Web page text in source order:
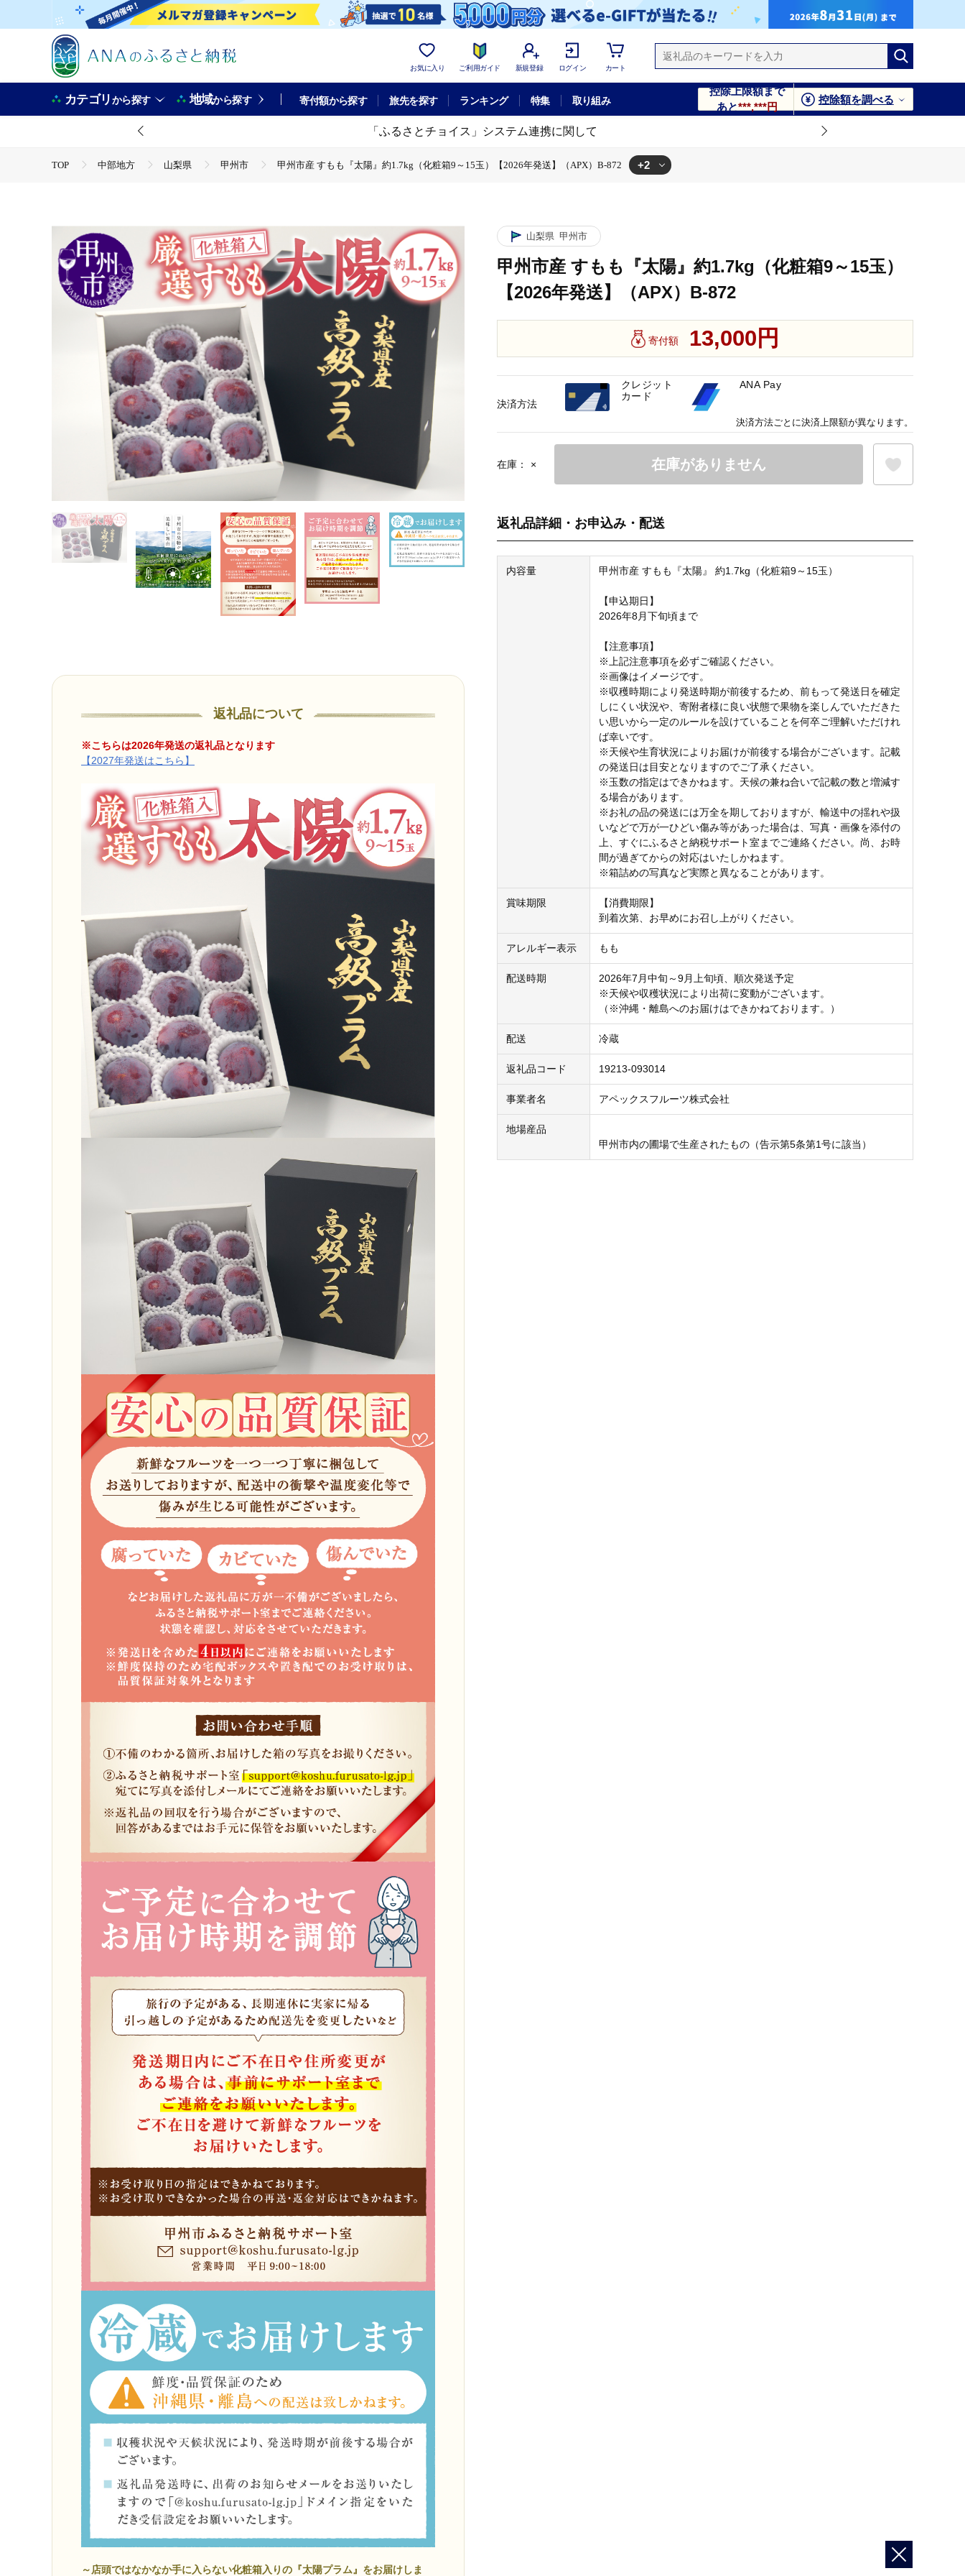
お気に入り ご利用ガイド 新規登録 ログイン カート
カテゴリから探す 地域から探す 寄付額から探す 旅先を探す ランキング 特集 取り組み
控除上限額まで
あと***,***円
控除額を調べる
「ふるさとチョイス」システム連携に関して
TOP 中部地方 山梨県 甲州市 甲州市産 すもも『太陽』約1.7kg（化粧箱9～15玉）【2026年発送】（APX）B-872 +2
返礼品について
※こちらは2026年発送の返礼品となります
【2027年発送はこちら】
～店頭ではなかなか手に入らない化粧箱入りの『太陽プラム』をお届けしま
山梨県 甲州市
甲州市産 すもも『太陽』約1.7kg（化粧箱9～15玉）
【2026年発送】（APX）B-872
寄付額 13,000円
在庫： × 在庫がありません
返礼品詳細・お申込み・配送
内容量 甲州市産 すもも『太陽』 約1.7kg（化粧箱9～15玉）
【申込期日】
2026年8月下旬頃まで
【注意事項】
※上記注意事項を必ずご確認ください。
※画像はイメージです。
※収穫時期により発送時期が前後するため、前もって発送日を確定
しにくい状況や、寄附者様に良い状態で果物を楽しんでいただきた
い思いから一定のルールを設けていることを何卒ご理解いただけれ
ば幸いです。
※天候や生育状況によりお届けが前後する場合がございます。記載
の発送日は目安となりますのでご了承ください。
※玉数の指定はできかねます。天候の兼ね合いで記載の数と増減す
る場合があります。
※お礼の品の発送には万全を期しておりますが、輸送中の揺れや扱
いなどで万が一ひどい傷み等があった場合は、写真・画像を添付の
上、すぐにふるさと納税サポート室までご連絡ください。尚、お時
間が過ぎてからの対応はいたしかねます。
※箱詰めの写真など実際と異なることがあります。
賞味期限
【消費期限】
到着次第、お早めにお召し上がりください。
アレルギー表示 もも
配送時期
2026年7月中旬～9月上旬頃、順次発送予定
※天候や収穫状況により出荷に変動がございます。
（※沖縄・離島へのお届けはできかねております。）
配送 冷蔵
返礼品コード 19213-093014
事業者名 アペックスフルーツ株式会社
地場産品
甲州市内の圃場で生産されたもの（告示第5条第1号に該当）
決済方法
クレジット
カード
ANA Pay
決済方法ごとに決済上限額が異なります。